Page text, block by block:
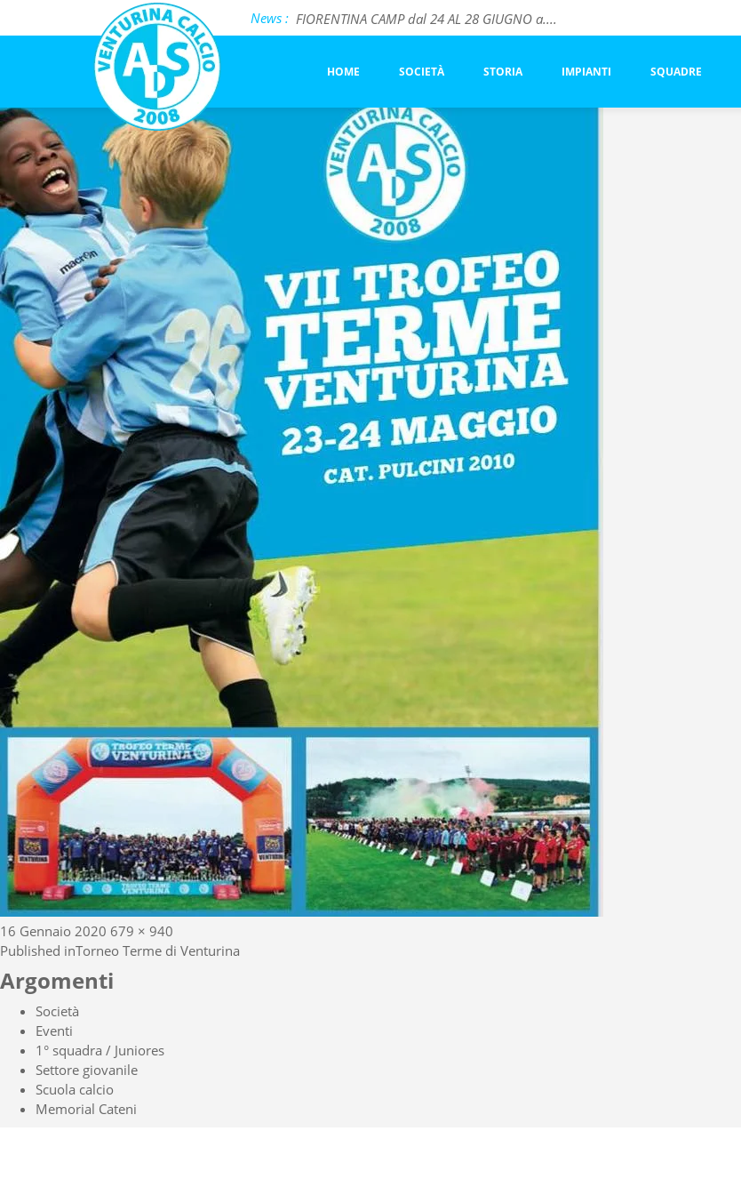
News :
Incontro formativo ACF FIORENTINA
HOME SOCIETÀ STORIA IMPIANTI SQUADRE
trofeo terme
Posted
on
16 Gennaio 2020 Full
size
679 × 940
Navigazione
articoli
Published inTorneo Terme di Venturina
Argomenti
Società
Eventi
1° squadra / Juniores
Settore giovanile
Scuola calcio
Memorial Cateni